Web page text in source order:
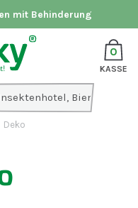
mit Behinderung
0
KASSE
Deko